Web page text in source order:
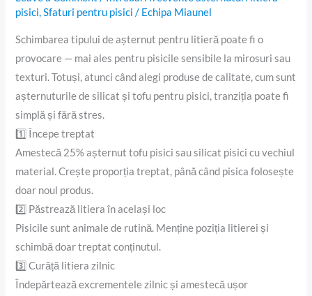
pisici,Sfaturi pentru pisici / Echipa Miaunel
Schimbarea tipului de așternut pentru litieră poate fi o
provocare — mai ales pentru pisicile sensibile la mirosuri sau
texturi. Totuși, atunci când alegi produse de calitate, cum sunt
așternuturile de silicat și tofu pentru pisici, tranziția poate fi
simplă și fără stres.
1️⃣ Începe treptat
Amestecă 25% așternut tofu pisici sau silicat pisici cu vechiul
material. Crește proporția treptat, până când pisica folosește
doar noul produs.
2️⃣ Păstrează litiera în același loc
Pisicile sunt animale de rutină. Menține poziția litierei și
schimbă doar treptat conținutul.
3️⃣ Curăță litiera zilnic
Îndepărtează excrementele zilnic și amestecă ușor